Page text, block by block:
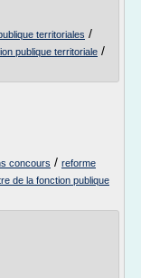
territoriales /
publique territoriale /
concours / reforme
de la fonction publique